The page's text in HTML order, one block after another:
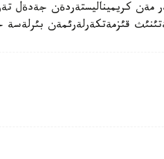
مةن كريميناليستةردةن جةدةل
قئزمةتكةرلةرئمةن بئرلةسة